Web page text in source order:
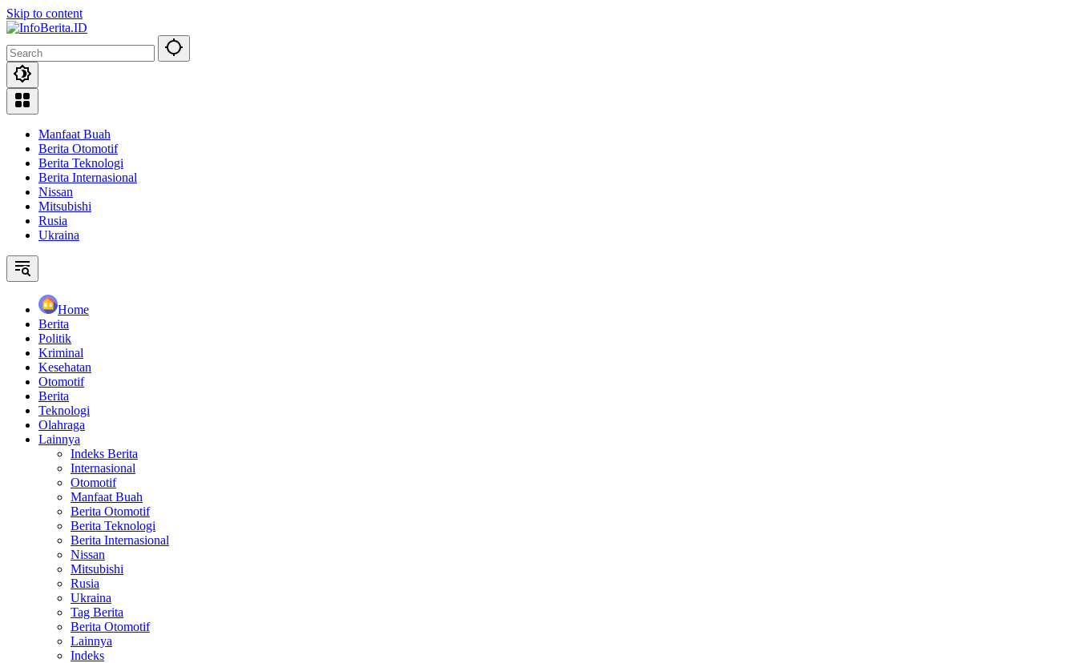
Skip to content
Manfaat Buah
Berita Otomotif
Berita Teknologi
Berita Internasional
Nissan
Mitsubishi
Rusia
Ukraina
Home
Berita
Politik
Kriminal
Kesehatan
Otomotif
Berita
Teknologi
Olahraga
Lainnya
Indeks Berita
Internasional
Otomotif
Manfaat Buah
Berita Otomotif
Berita Teknologi
Berita Internasional
Nissan
Mitsubishi
Rusia
Ukraina
Tag Berita
Berita Otomotif
Lainnya
Indeks